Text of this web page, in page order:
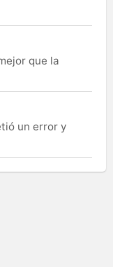
que la
un error y